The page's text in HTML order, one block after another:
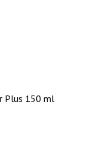
Plus 150 ml